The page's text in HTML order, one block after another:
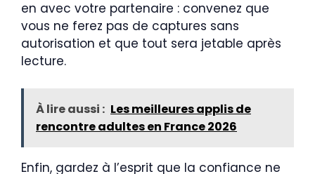
en avec votre partenaire : convenez que
vous ne ferez pas de captures sans
autorisation et que tout sera jetable après
lecture.
À lire aussi : Les meilleures applis de
rencontre adultes en France 2026
Enfin, gardez à l’esprit que la confiance ne